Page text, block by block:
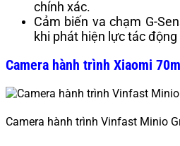
chính xác.
Cảm biến va chạm G-
khi phát hiện lực tác
Camera hành trình Xiaomi
Camera hành trình Vinfast Minio